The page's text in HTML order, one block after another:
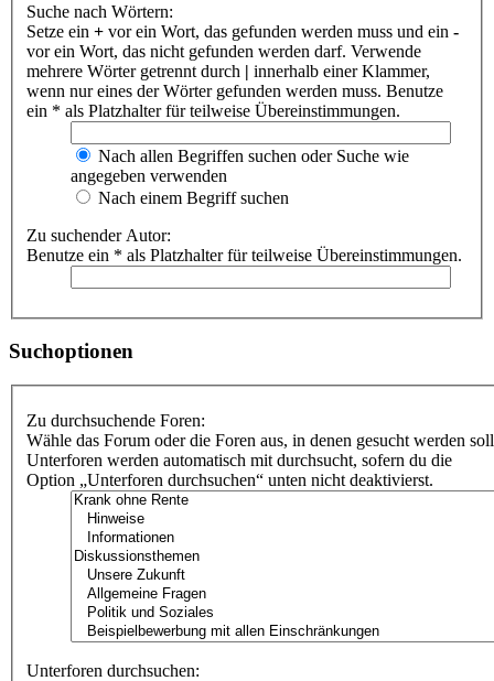
Suche nach Wörtern:
Setze ein + vor ein Wort, das gefunden werden muss und ein -
vor ein Wort, das nicht gefunden werden darf. Verwende
mehrere Wörter getrennt durch | innerhalb einer Klammer,
wenn nur eines der Wörter gefunden werden muss. Benutze
ein * als Platzhalter für teilweise Übereinstimmungen.
Nach allen Begriffen suchen oder Suche wie
angegeben verwenden
Nach einem Begriff suchen
Zu suchender Autor:
Benutze ein * als Platzhalter für teilweise Übereinstimmungen.
Suchoptionen
Zu durchsuchende Foren:
Wähle das Forum oder die Foren aus, in denen gesucht werden
Unterforen werden automatisch mit durchsucht, sofern du die
Option „Unterforen durchsuchen“ unten nicht deaktivierst.
Unterforen durchsuchen: